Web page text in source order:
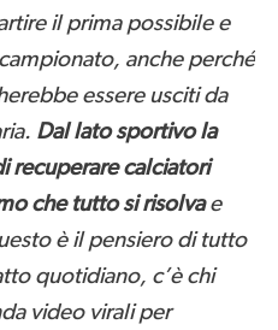
il prima possibile e
anche perché
essere usciti da
Dal lato sportivo la
recuperare calciatori
che tutto si risolvae
è il pensiero di tutto
quotidiano, c’è chi
video virali per